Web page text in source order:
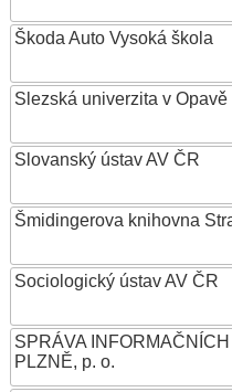
Škoda Auto Vysoká škola
Slezská univerzita v Opavě
Slovanský ústav AV ČR
Šmidingerova knihovna
Sociologický ústav AV ČR
SPRÁVA
PLZNĚ, p. o.